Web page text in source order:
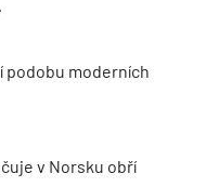
podobu moderních
v Norsku obří